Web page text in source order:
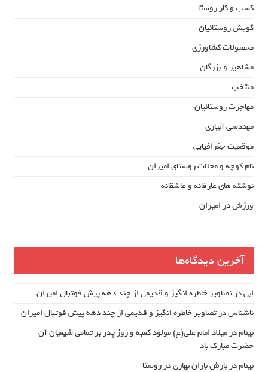
کسب و کار روستا
گویش روستائیان
محصولات کشاورزی
مشاهیر و بزرگان
منتخب
مهاجرت روستائیان
مهندسی آبیاری
موقعیت جغرافیایی
نام کوچه و محلات روستای امیران
نوشته های عارفانه و عاشقانه
ورزش در امیران
آخرین دیدگاه‌ها
ابیدرتصاویر خاطره انگیز و قدیمی از چند دهه پیش فوتبال امیران
ناشناسدرتصاویر خاطره انگیز و قدیمی از چند دهه پیش فوتبال امیران
بینامدرمیلاد امام علی(ع) مولود کعبه و روز پدر بر تمامی شیعیان آن
حضرت مبارک باد
بینامدربارش باران بهاری در روستا